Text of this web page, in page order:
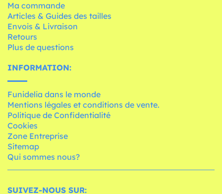
Ma commande
Articles & Guides des tailles
Envois & Livraison
Retours
Plus de questions
INFORMATION:
Funidelia dans le monde
Mentions légales et conditions de vente.
Politique de Confidentialité
Cookies
Zone Entreprise
Sitemap
Qui sommes nous?
SUIVEZ-NOUS SUR: